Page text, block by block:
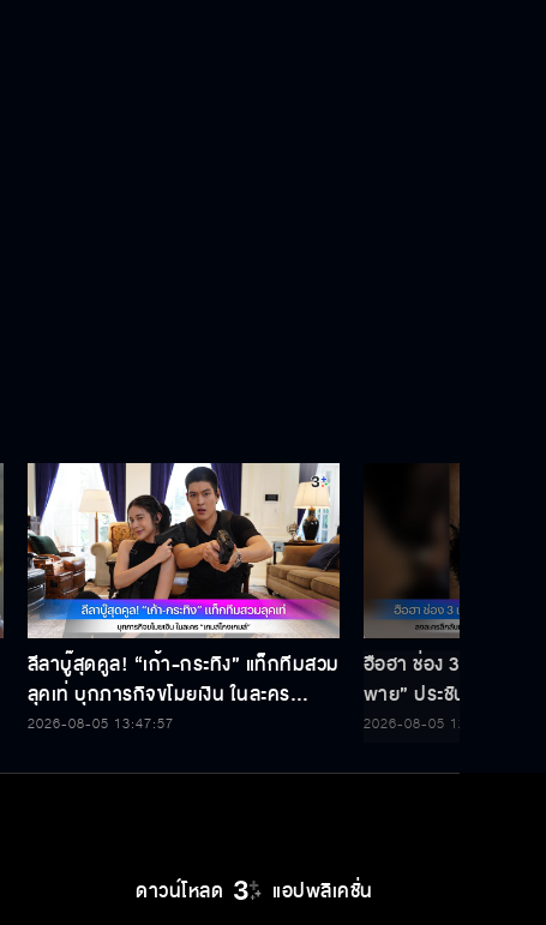
ลีลาบู๊สุดคูล! “เก้า-กระทิง” แท็กทีมสวม
ลุคเท่ บุกภารกิจขโมยเงิน ในละคร
“เกมส์โกงเกมส์”
2026-08-05 13:47:57
ฮือฮา ช่อง 3 เซอร์ไพร
พาย” ประชันบทบาท
ผ่านกาลเวลาฟอร์มใหญ่ “รสก
2026-08-05 12:56:46
ดาวน์โหลด แอปพลิเคชั่น